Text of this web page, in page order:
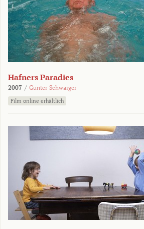
Hafners Paradies
2007 / Günter Schwaiger
Film online erhältlich